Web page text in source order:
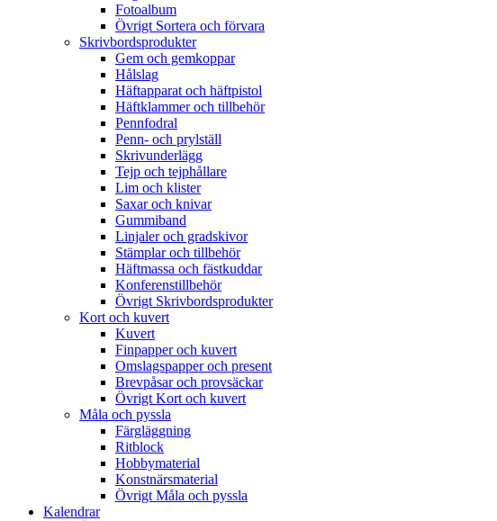
Fotoalbum
Övrigt Sortera och förvara
Skrivbordsprodukter
Gem och gemkoppar
Hålslag
Häftapparat och häftpistol
Häftklammer och tillbehör
Pennfodral
Penn- och prylställ
Skrivunderlägg
Tejp och tejphållare
Lim och klister
Saxar och knivar
Gummiband
Linjaler och gradskivor
Stämplar och tillbehör
Häftmassa och fästkuddar
Konferenstillbehör
Övrigt Skrivbordsprodukter
Kort och kuvert
Kuvert
Finpapper och kuvert
Omslagspapper och present
Brevpåsar och provsäckar
Övrigt Kort och kuvert
Måla och pyssla
Färgläggning
Ritblock
Hobbymaterial
Konstnärsmaterial
Övrigt Måla och pyssla
Kalendrar